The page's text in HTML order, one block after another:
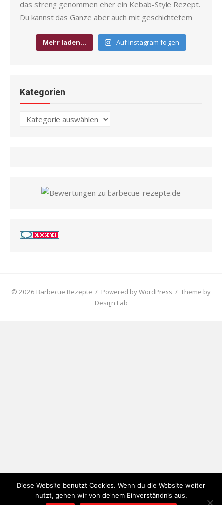
Mehr laden… Auf Instagram folgen
Kategorien
Kategorien
© 2026 Barbecue Rezepte / Powered by WordPress / Theme by
Design Lab
Diese Website benutzt Cookies. Wenn du die Website weiter
nutzt, gehen wir von deinem Einverständnis aus.